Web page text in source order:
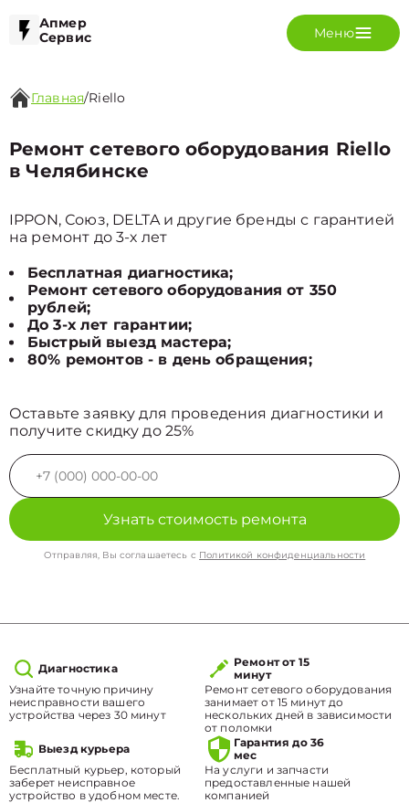
Апмер
Сервис
Меню
Главная/Riello
Ремонт сетевого оборудования Riello
в Челябинске
IPPON, Союз, DELTA и другие бренды с гарантией
на ремонт до 3-х лет
Бесплатная диагностика;
Ремонт сетевого оборудования от 350
рублей;
До 3-х лет гарантии;
Быстрый выезд мастера;
80% ремонтов - в день обращения;
Оставьте заявку для проведения диагностики и
получите скидку до 25%
Узнать стоимость ремонта
Отправляя, Вы соглашаетесь с Политикой конфиденциальности
Диагностика
Узнайте точную причину
неисправности вашего
устройства через 30 минут
Ремонт от 15
минут
Ремонт сетевого оборудования
занимает от 15 минут до
нескольких дней в зависимости
от поломки
Выезд курьера
Бесплатный курьер, который
заберет неисправное
устройство в удобном месте.
Гарантия до 36
мес
На услуги и запчасти
предоставленные нашей
компанией